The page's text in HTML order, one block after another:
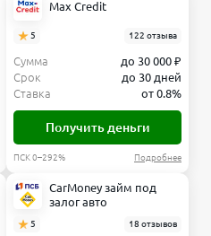
Max Credit
5 122 отзыва
Сумма
до 30 000 ₽
Срок
до 30 дней
Ставка
от 0.8%
Получить деньги
ПСК 0–292% Подробнее
CarMoney займ под
залог авто
5 18 отзывов